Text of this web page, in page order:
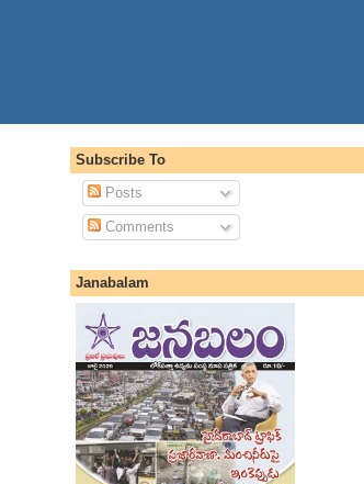
Subscribe To
Posts
Comments
Janabalam